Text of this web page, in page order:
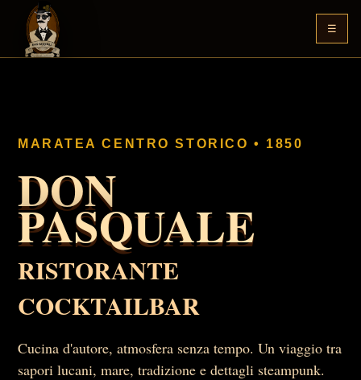
☰
MARATEA CENTRO STORICO • 1850
DON
PASQUALE
RISTORANTE
COCKTAILBAR
Cucina d'autore, atmosfera senza tempo. Un viaggio tra
sapori lucani, mare, tradizione e dettagli steampunk.